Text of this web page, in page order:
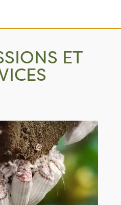
ET